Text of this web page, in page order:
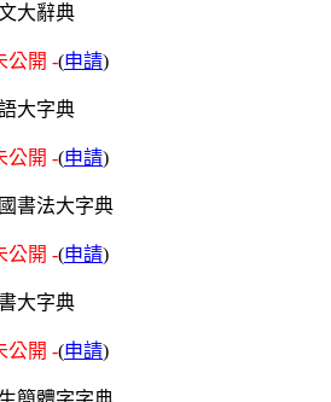
大辭典
公開 -(申請)
大字典
公開 -(申請)
書法大字典
公開 -(申請)
大字典
公開 -(申請)